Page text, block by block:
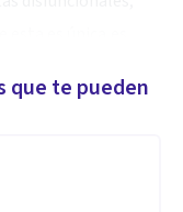
es única,es
actuales,
herramientas
e
que te pueden